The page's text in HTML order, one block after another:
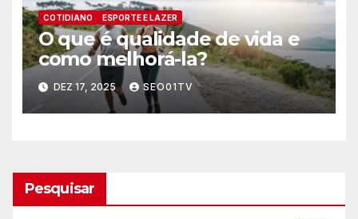
COTIDIANO ESPORTE E LAZER
O que é qualidade de vida e
como melhorá-la?
DEZ 17, 2025 SEO01TV
Pesquisar